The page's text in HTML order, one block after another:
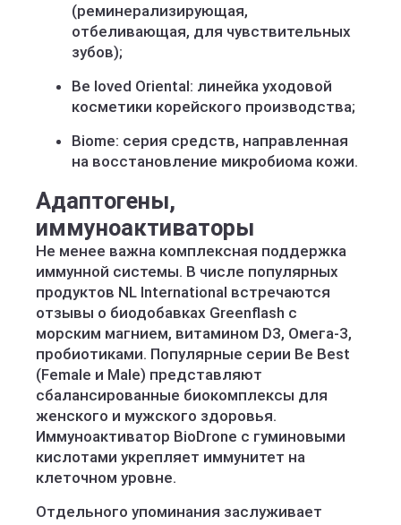
(реминерализирующая,
отбеливающая, для чувствительных
зубов);
Be loved Oriental: линейка уходовой
косметики корейского производства;
Biome: серия средств, направленная
на восстановление микробиома кожи.
Адаптогены,
иммуноактиваторы
Не менее важна комплексная поддержка
иммунной системы. В числе популярных
продуктов NL International встречаются
отзывы о биодобавках Greenflash с
морским магнием, витамином D3, Омега-3,
пробиотиками. Популярные серии Be Best
(Female и Male) представляют
сбалансированные биокомплексы для
женского и мужского здоровья.
Иммуноактиватор BioDrone с гуминовыми
кислотами укрепляет иммунитет на
клеточном уровне.
Отдельного упоминания заслуживает